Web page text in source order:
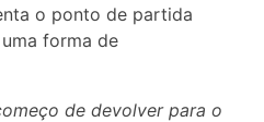
o ponto de partida
forma de
de devolver para o